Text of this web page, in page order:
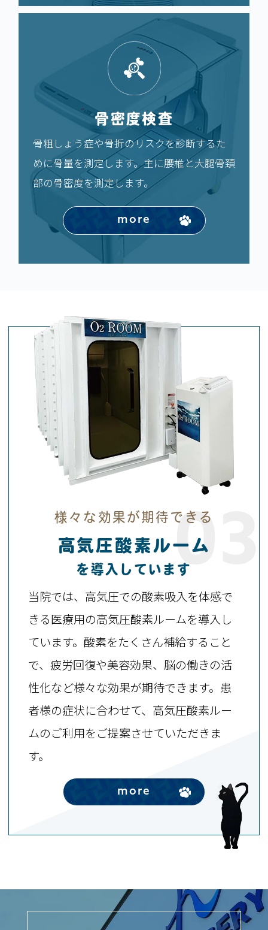
骨密度検査
骨粗しょう症や骨折のリスクを診断するた
めに骨量を測定します。主に腰椎と大腿骨頚
部の骨密度を測定します。
more
03
様々な効果が期待できる
高気圧酸素ルーム
を導入しています
当院では、高気圧での酸素吸入を体感で
きる医療用の高気圧酸素ルームを導入し
ています。酸素をたくさん補給すること
で、疲労回復や美容効果、脳の働きの活
性化など様々な効果が期待できます。患
者様の症状に合わせて、高気圧酸素ルー
ムのご利用をご提案させていただきま
す。
more